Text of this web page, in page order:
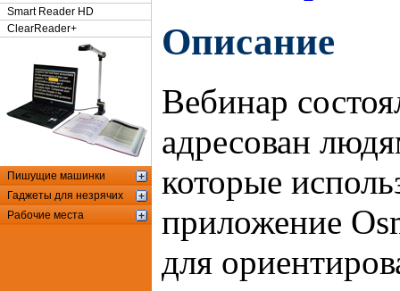
Smart Reader HD
ClearReader+
Пишущие машинки
Гаджеты для незрячих
Рабочие места
Описание
Вебинар
адресован
которые
приложение
для